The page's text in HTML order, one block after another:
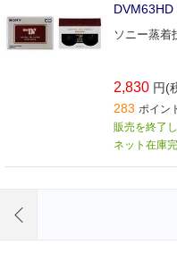
DVM63HD
ソニー蒸着
2,830 円(
283 ポイン
販売を終了
ネット在庫